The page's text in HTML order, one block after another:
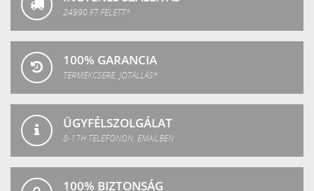
24990 FT FELETT*
100% GARANCIA
TERMÉKCSERE, JÓTÁLLÁS*
ÜGYFÉLSZOLGÁLAT
8-17H TELEFONON, EMAILBEN
100% BIZTONSÁG